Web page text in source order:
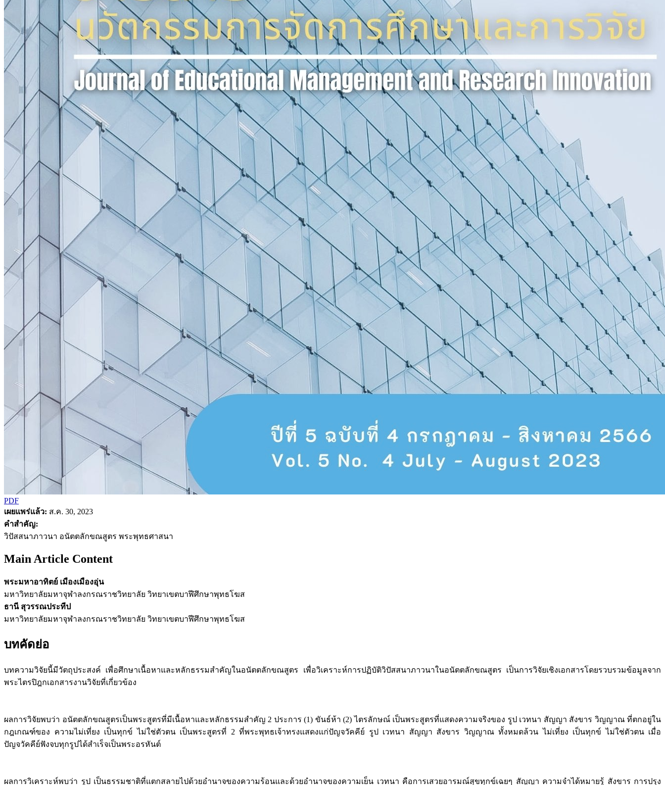
PDF
เผยแพร่แล้ว: ส.ค. 30, 2023
คำสำคัญ:
วิปัสสนาภาวนา อนัตตลักขณสูตร พระพุทธศาสนา
Main Article Content
พระมหาอาทิตย์ เมืองเมืองอุ่น
มหาวิทยาลัยมหาจุฬาลงกรณราชวิทยาลัย วิทยาเขตบาฬีศึกษาพุทธโฆส
ธานี สุวรรณประทีป
มหาวิทยาลัยมหาจุฬาลงกรณราชวิทยาลัย วิทยาเขตบาฬีศึกษาพุทธโฆส
บทคัดย่อ
บทความวิจัยนี้มีวัตถุประสงค์ เพื่อศึกษาเนื้อหาและหลักธรรมสำคัญในอนัตตลักขณสูตร เพื่อวิเคราะห์การปฏิบัติวิปัสสนาภาวนาในอนัตตลักขณสูตร เป็นการวิจัยเชิงเอกสารโดยรวบรวมข้อมูลจาก
พระไตรปิฎกเอกสารงานวิจัยที่เกี่ยวข้อง
ผลการวิจัยพบว่า อนัตตลักขณสูตรเป็นพระสูตรที่มีเนื้อหาและหลักธรรมสำคัญ 2 ประการ (1) ขันธ์ห้า (2) ไตรลักษณ์ เป็นพระสูตรที่แสดงความจริงของ รูป เวทนา สัญญา สังขาร วิญญาณ ที่ตกอยู่ใน
กฎเกณฑ์ของ ความไม่เที่ยง เป็นทุกข์ ไม่ใช่ตัวตน เป็นพระสูตรที่ 2 ที่พระพุทธเจ้าทรงแสดงแก่ปัญจวัคคีย์ รูป เวทนา สัญญา สังขาร วิญญาณ ทั้งหมดล้วน ไม่เที่ยง เป็นทุกข์ ไม่ใช่ตัวตน เมื่อ
ปัญจวัคคีย์ฟังจบทุกรูปได้สำเร็จเป็นพระอรหันต์
ผลการวิเคราะห์พบว่า รูป เป็นธรรมชาติที่แตกสลายไปด้วยอำนาจของความร้อนและด้วยอำนาจของความเย็น เวทนา คือการเสวยอารมณ์สุขทุกข์เฉยๆ สัญญา ความจำได้หมายรู้ สังขาร การปรุง